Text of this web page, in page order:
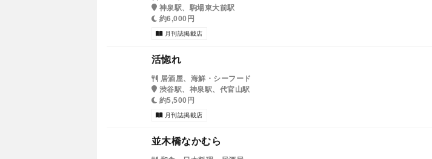
神泉駅、駒場東大前駅
約6,000円
月刊誌掲載店
活惚れ
居酒屋、海鮮・シーフード
渋谷駅、神泉駅、代官山駅
約5,500円
月刊誌掲載店
並木橋なかむら